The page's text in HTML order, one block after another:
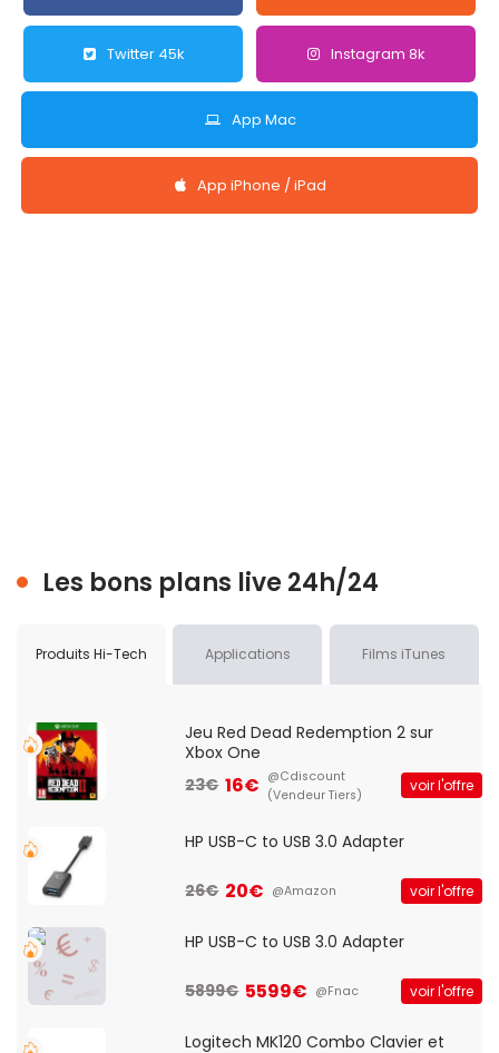
Twitter 45k Instagram 8k
App Mac
App iPhone / iPad
Les bons plans live 24h/24
Produits Hi-Tech Applications Films iTunes
Jeu Red Dead Redemption 2 sur
Xbox One
23€ 16€ @Cdiscount
(Vendeur Tiers)
voir l'offre
HP USB-C to USB 3.0 Adapter
26€ 20€ @Amazon voir l'offre
HP USB-C to USB 3.0 Adapter
5899€ 5599€ @Fnac voir l'offre
Logitech MK120 Combo Clavier et